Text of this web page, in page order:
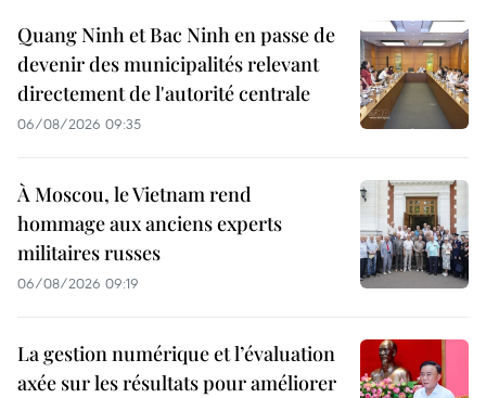
Quang Ninh et Bac Ninh en passe de
devenir des municipalités relevant
directement de l'autorité centrale
06/08/2026 09:35
À Moscou, le Vietnam rend
hommage aux anciens experts
militaires russes
06/08/2026 09:19
La gestion numérique et l’évaluation
axée sur les résultats pour améliorer